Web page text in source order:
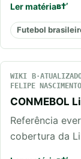
Ler matéria
Futebol
WIKI
FELIPE NASCIMENTO
CONMEBOL
Referência
cobertura da